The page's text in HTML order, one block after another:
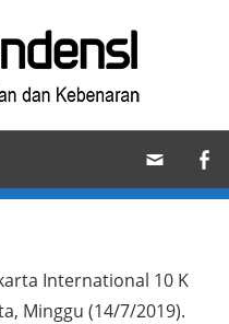
International 10 K
Minggu (14/7/2019).